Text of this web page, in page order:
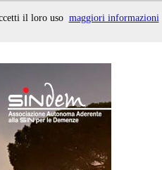
il loro uso maggiori informazioni